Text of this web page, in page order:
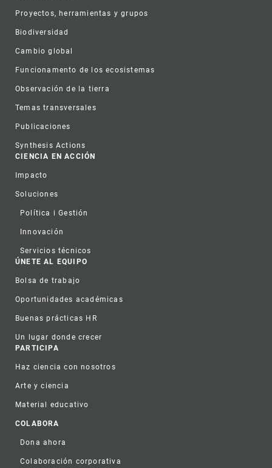
Proyectos, herramientas y grupos
Biodiversidad
Cambio global
Funcionamento de los ecosistemas
Observación de la tierra
Temas transversales
Publicaciones
Synthesis Actions
CIENCIA EN ACCIÓN
Impacto
Soluciones
Política i Gestión
Innovación
Servicios técnicos
ÚNETE AL EQUIPO
Bolsa de trabajo
Oportunidades académicas
Buenas prácticas HR
Un lugar donde crecer
PARTICIPA
Haz ciencia con nosotros
Arte y ciencia
Material educativo
COLABORA
Dona ahora
Colaboración corporativa